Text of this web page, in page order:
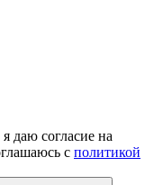
даю согласие на
c политикой